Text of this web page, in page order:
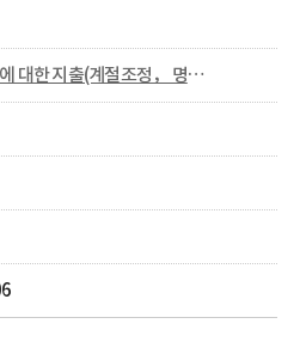
국내총생산에 대한 지출(계절조정， 명목， 분기)